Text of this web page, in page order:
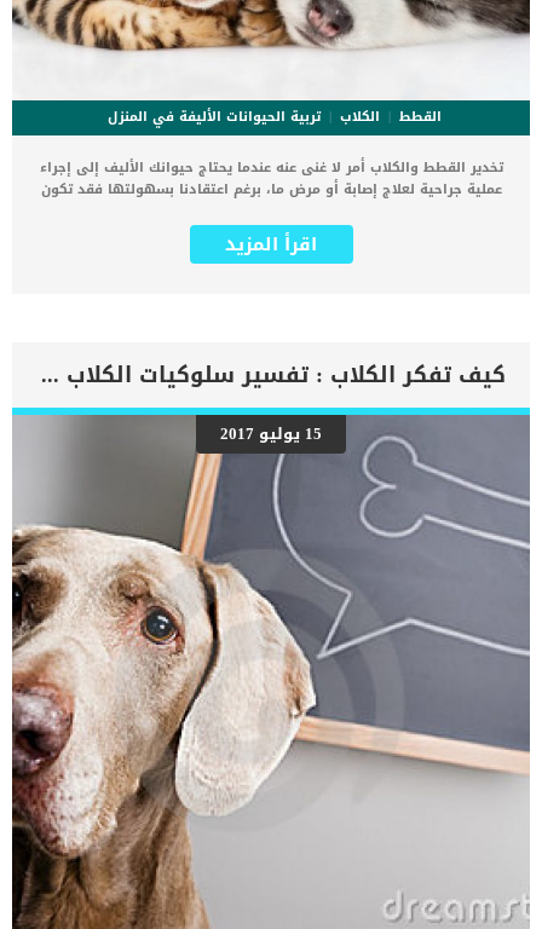
القطط الكلاب
تربية الحيوانات الأليفة في المنزل
تخدير القطط والكلاب أمر لا غنى عنه عندما يحتاج حيوانك الأليف إلى إجراء
عملية جراحية لعلاج إصابة أو مرض ما، برغم اعتقادنا بسهولتها فقد تكون
على صحة الحيوان الأليف، ومن على تأثير العملية الجراحية عليه وهنا يلجأ
كل منهم إلى التخدير. يعتبر تخدير القطط والكلاب بالنسبة إليهم هو الحل
الصحية المختلفة. لذلك نقدم لكم بعض المخاطر والأسئلة التي يجب عليك
طرحها على طبيبك البيطري قبل إجراء العملية الجراحية. ‎ لماذا تحتاج
الحيوانات الأليفة إلى التخدير؟ صرح أطباء التخدير البيطري والخبراء أن
تخدير الحيوانات الأليفة يتطلب القيام ببعض الإجراءات والمحفزات التي
تحتاج إليها الحيوانات. فلا يمكن للطبيب البيطري القيام بالتخدير بشكل
مناسب إذا كان الحيوان الأليف غير قادر على الحركة أو إذا كان يقوم بمضغ
الأنابيب الطبية. لذلك تكون الطريقة الوحيدة التي تساعد على إجراء
العملية الجراحية ومنع الحيوانات من مضغ الأنابيب الطبية هي التخدير،
حتى تكون الحيوانات فاقدة للوعي تمامًا. للتخدير في العمليات الجراحية
للقطط والكلاب فوائد كثيرة… يقلل […]
اقرأ المزيد
كيف تفكر الكلاب : تفسير سلوكيات الكلاب الغريبة
15 يوليو 2017